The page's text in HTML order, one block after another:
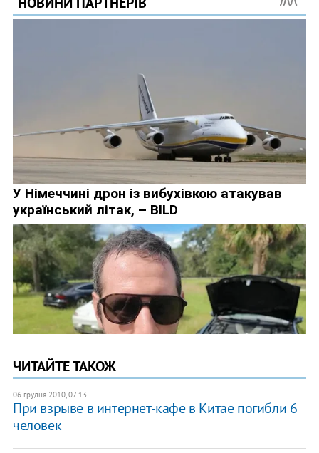
ЧИТАЙТЕ ТАКОЖ
06 грудня 2010, 07:13
При взрыве в интернет-кафе в Китае погибли 6
человек